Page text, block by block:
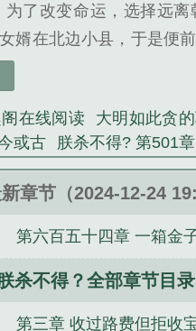
了改变命运，选择远
婿在北边小县，于是便
一条，百姓们安居乐业
的时候。欧阳伦铺张浪
靼元朝余孽朱元璋大怒
马皇后重八，别忘了
古精心创作的言情小说类
在线阅读 大明如此贪
或古 朕杀不得? 第501章
杀不得 朕杀不得? 第
的驸马朕杀不得txt棉花糖
，打下F2价格很合理吧
圣女来时不纳粮 彩礼
里的斩妖日常
章节（2024-12-24
第六百五十四章 一箱金
年红包
杀不得？全部章节目录
第三章 收过路费但拒收